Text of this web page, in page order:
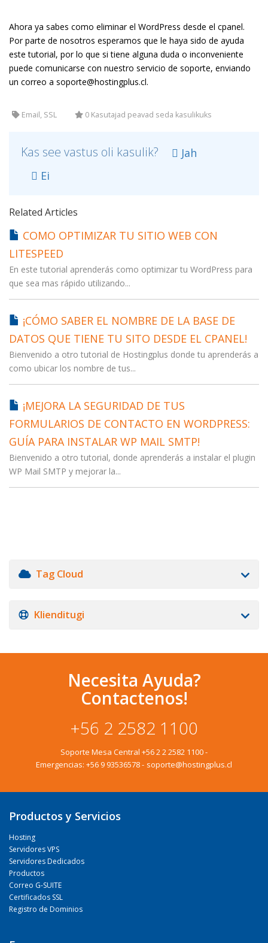
Ahora ya sabes como eliminar el WordPress desde el cpanel.
Por parte de nosotros esperamos que le haya sido de ayuda
este tutorial, por lo que si tiene alguna duda o inconveniente
puede comunicarse con nuestro servicio de soporte, enviando
un correo a soporte@hostingplus.cl.
Email, SSL 0 Kasutajad peavad seda kasulikuks
Kas see vastus oli kasulik?
Jah
Ei
Related Articles
COMO OPTIMIZAR TU SITIO WEB CON
LITESPEED
En este tutorial aprenderás como optimizar tu WordPress para
que sea mas rápido utilizando...
¡CÓMO SABER EL NOMBRE DE LA BASE DE
DATOS QUE TIENE TU SITO DESDE EL CPANEL!
Bienvenido a otro tutorial de Hostingplus donde tu aprenderás a
como ubicar los nombre de tus...
¡MEJORA LA SEGURIDAD DE TUS
FORMULARIOS DE CONTACTO EN WORDPRESS:
GUÍA PARA INSTALAR WP MAIL SMTP!
Bienvenido a otro tutorial, donde aprenderás a instalar el plugin
WP Mail SMTP y mejorar la...
Tag Cloud
Klienditugi
Necesita Ayuda?
Contactenos!
+56 2 2582 1100
Soporte Mesa Central +56 2 2 2582 1100-
Emergencias: +56 9 93536578- soporte@hostingplus.cl
Productos y Servicios
Hosting
Servidores VPS
Servidores Dedicados
Productos
Correo G-SUITE
Certificados SSL
Registro de Dominios